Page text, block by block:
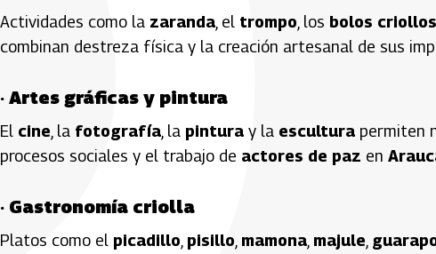
Actividades como la zaranda , el trompo , los bolos criollos
combinan destreza física y la creación artesanal de sus
· Artes gráficas y pintura
El cine , la fotografía , la pintura y la escultura permiten
procesos sociales y el trabajo de actores de paz en
· Gastronomía criolla
Platos como el picadillo pisillo mamona majule